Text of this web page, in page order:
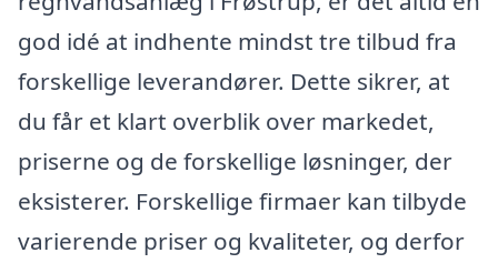
god idé at indhente mindst tre tilbud fra
forskellige leverandører. Dette sikrer, at
du får et klart overblik over markedet,
priserne og de forskellige løsninger, der
eksisterer. Forskellige firmaer kan tilbyde
varierende priser og kvaliteter, og derfor